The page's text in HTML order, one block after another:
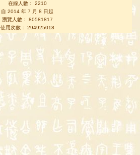
在線人數： 2210
自 2014 年 7 月 8 日起
瀏覽人數： 80581817
使用次數： 294925018